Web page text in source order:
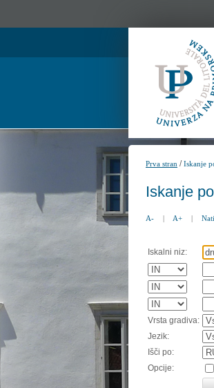
Prva stran /Iskanje
Iskanje
A- | A+ |
Iskalni niz:
Vrsta gradiva:
Jezik:
Išči po:
Opcije: